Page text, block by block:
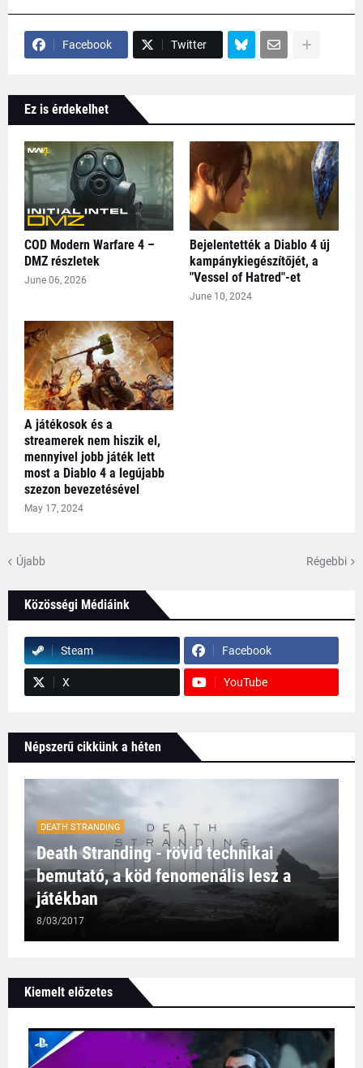
Facebook Twitter
Ez is érdekelhet
COD Modern Warfare 4 –
DMZ részletek
June 06, 2026
Bejelentették a Diablo 4 új
kampánykiegészítőjét, a
"Vessel of Hatred"-et
June 10, 2024
A játékosok és a
streamerek nem hiszik el,
mennyivel jobb játék lett
most a Diablo 4 a legújabb
szezon bevezetésével
May 17, 2024
Újabb Régebbi
Közösségi Médiáink
Steam Facebook
X YouTube
Népszerű cikkünk a héten
DEATH STRANDING
Death Stranding - rövid technikai
bemutató, a köd fenomenális lesz a
játékban
8/03/2017
Kiemelt előzetes